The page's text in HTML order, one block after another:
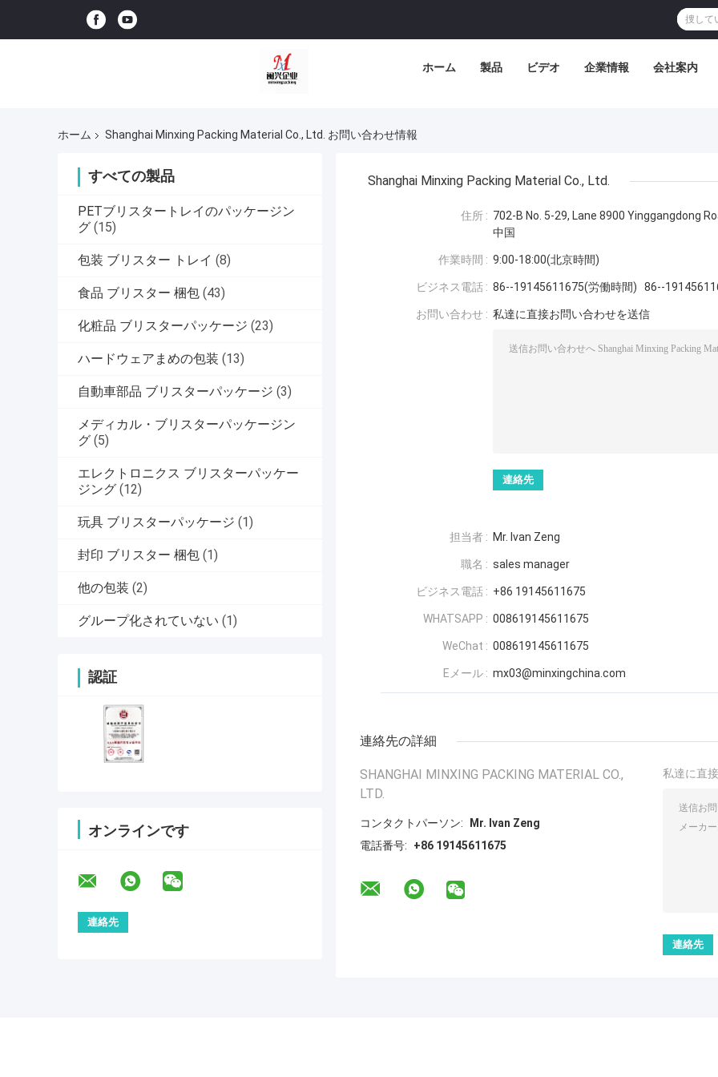
ホーム 製品 ビデオ 企業情報 会社案内
ホーム Shanghai Minxing Packing Material Co., Ltd. お問い合わせ情報
すべての製品
PETブリスタートレイのパッケージン
グ (15)
包装 ブリスター トレイ (8)
食品 ブリスター 梱包 (43)
化粧品 ブリスターパッケージ (23)
ハードウェアまめの包装 (13)
自動車部品 ブリスターパッケージ (3)
メディカル・ブリスターパッケージン
グ (5)
エレクトロニクス ブリスターパッケー
ジング (12)
玩具 ブリスターパッケージ (1)
封印 ブリスター 梱包 (1)
他の包装 (2)
グループ化されていない (1)
認証
オンラインです
Shanghai Minxing Packing Material Co., Ltd.
住所 : 702-B No. 5-29, Lane 8900 Yinggangdong
中国
作業時間 : 9:00-18:00(北京時間)
ビジネス電話 : 86--19145611675(労働時間) 86--
お問い合わせ : 私達に直接お問い合わせを送信
担当者 : Mr. Ivan Zeng
職名 : sales manager
ビジネス電話 : +86 19145611675
WHATSAPP : 008619145611675
WeChat : 008619145611675
Eメール : mx03@minxingchina.com
連絡先の詳細
SHANGHAI MINXING PACKING MATERIAL CO.,
LTD.
コンタクトパーソン:
Mr. Ivan Zeng
電話番号:
+86 19145611675
私達に直